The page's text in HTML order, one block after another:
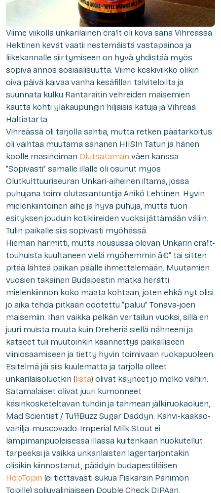
Viime viikolla unkarilainen craft oli kova sana Vihreässä.
Hektinen kevät vaatii nestemäistä vastapainoa ja
liikekannalle siirtymiseen on hyvä yhdistää myös
sopiva annos sosiaalisuutta. Viime keskiviikko olikin
oiva päivä kaivaa vanha kesäfillari talviteloilta ja
suunnata kulku Rantaraitin vehreiden maisemien
kautta kohti yläkaupungin hiljaisia katuja ja Vihreää
Haltiatarta.
Vihreässä oli tarjolla sahtia, mutta retken päätarkoitus
oli vaihtaa muutama sananen HIISIn Tatun ja hänen
koolle masinoiman Olutsataman väen kanssa.
”Sopivasti” samalle illalle oli osunut myös
Olutkulttuuriseuran Unkari-aiheinen iltama, jossa
puhujana toimi olutasiantuntija Anikó Lehtinen. Hyvin
mielenkiintoinen aihe ja hyvä puhuja, mutta tuon
esityksen jouduin kotikiireiden vuoksi jättämään väliin.
Tulin paikalle siis sopivasti myöhässä.
Hieman harmitti, mutta nousussa olevan Unkarin craft-
touhuista kuultaneen vielä myöhemmin â€“ tai sitten
pitää lähteä paikan päälle ihmettelemään. Muutamien
vuosien takainen Budapestin matka herätti
mielenkiinnon koko maata kohtaan, joten ehkä nyt olisi
jo aika tehdä pitkään odotettu ”paluu” Tonava-joen
maisemiin. Ihan vaikka pelkän vertailun vuoksi, sillä en
juuri muista muuta kuin Dreheriä siellä nähneeni ja
katseet tuli muutoinkin käännettyä paikalliseen
viiniosaamiseen ja tietty hyvin toimivaan ruokapuoleen.
Esitelmä jäi siis kuulematta ja tarjolla olleet
unkarilaisoluetkin (lista) olivat käyneet jo melko vähiin.
Satamalaiset olivat juuri kumonneet
käsinkosketeltavan tuhdin ja tahmean jälkiruokaoluen,
Mad Scientist / TuffBuzz Sugar Daddyn. Kahvi-kaakao-
vanilja-muscovado-Imperial Milk Stout ei
lämpimänpuoleisessa illassa kuitenkaan huokutellut
tarpeeksi ja vaikka unkarilaisten lagertarjontakin
olisikin kiinnostanut, päädyin budapestiläisen
HopTopin (ei tiettävästi sukua Fiskarsin Panimon
Topille) soljuvalinjaiseen Double Check DIPAan.